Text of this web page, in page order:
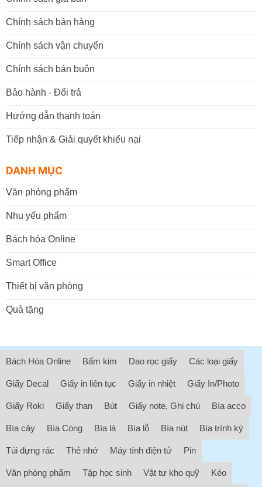
Chính sách bán hàng
Chính sách vận chuyển
Chính sách bán buôn
Bảo hành - Đổi trả
Hướng dẫn thanh toán
Tiếp nhận & Giải quyết khiếu nại
DANH MỤC
Văn phòng phẩm
Nhu yếu phẩm
Bách hóa Online
Smart Office
Thiết bị văn phòng
Quà tặng
Bách Hóa Online Bấm kim Dao rọc giấy Các loại giấy
Giấy Decal Giấy in liên tục Giấy in nhiệt Giấy In/Photo
Giấy Roki Giấy than Bút Giấy note, Ghi chú Bìa acco
Bìa cây Bìa Còng Bìa lá Bìa lỗ Bìa nút Bìa trình ký
Túi đựng rác Thẻ nhớ Máy tính điện tử Pin
Văn phòng phẩm Tập học sinh Vật tư kho quỹ Kéo